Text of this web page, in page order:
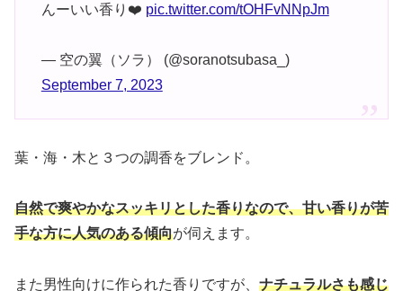
んーいい香り❤️ pic.twitter.com/tOHFvNNpJm
— 空の翼（ソラ） (@soranotsubasa_)
September 7, 2023
葉・海・木と３つの調香をブレンド。
自然で爽やかなスッキリとした香りなので、甘い香りが苦
手な方に人気のある傾向が伺えます。
また男性向けに作られた香りですが、 ナチュラルさも感じ